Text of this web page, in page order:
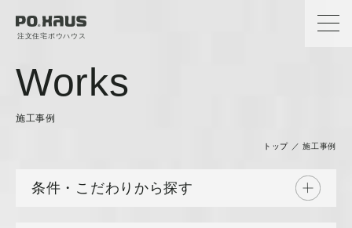
注文住宅ポウハウス
Works
施工事例
トップ ／施工事例
条件・こだわりから探す